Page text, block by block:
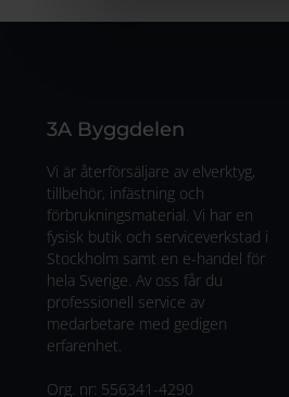
3A Byggdelen
Vi är återförsäljare av elverktyg,
tillbehör, infästning och
förbrukningsmaterial. Vi har en
fysisk butik och serviceverkstad i
Stockholm samt en e-handel för
hela Sverige. Av oss får du
professionell service av
medarbetare med gedigen
erfarenhet.
Org. nr: 556341-4290